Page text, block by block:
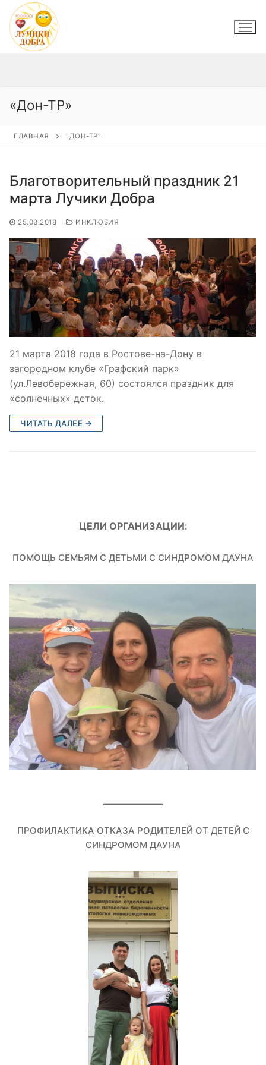
Перейти
содержимому
«Дон-ТР»
ГЛАВНАЯ "ДОН-ТР"
Благотворительный праздник 21
марта Лучики Добра
25.03.2018 ИНКЛЮЗИЯ
21 марта 2018 года в Ростове-на-Дону в
загородном клубе «Графский парк»
(ул.Левобережная, 60) состоялся праздник для
«солнечных» деток.
ЧИТАТЬ ДАЛЕЕ →
ЦЕЛИ ОРГАНИЗАЦИИ:
ПОМОЩЬ СЕМЬЯМ С ДЕТЬМИ С СИНДРОМОМ ДАУНА
ПРОФИЛАКТИКА ОТКАЗА РОДИТЕЛЕЙ ОТ ДЕТЕЙ С
СИНДРОМОМ ДАУНА